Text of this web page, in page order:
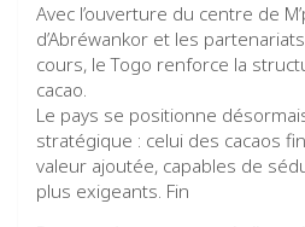
Avec l’ouverture du centre de
d’Abréwankor et les
cours, le Togo renforce la
cacao.
Le pays se positionne
stratégique : celui des cacaos
valeur ajoutée, capables de
plus exigeants. Fin